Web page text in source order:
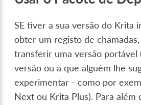
SE tiver a sua versão do Krita
obter um registo de
transferir uma versão portável
versão ou a que alguém lhe
experimentar - como por
Next ou Krita Plus). Para além